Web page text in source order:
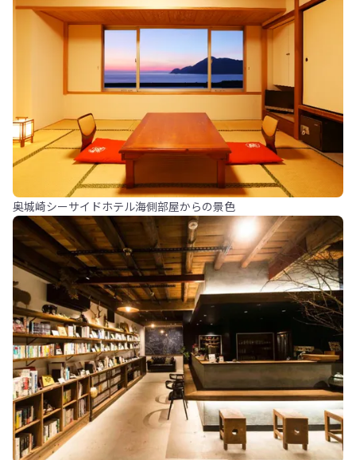
奥城崎シーサイドホテル海側部屋からの景色